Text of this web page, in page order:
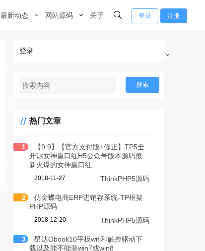
最新动态 网站源码 关于 登录 注册
登录
搜索
热门文章
1
【9.9】【官方支付版+修正】TP5全
开源女神赢口红H5公众号版本源码最
新火爆的女神赢口红
2018-11-27 ThinkPHP5源码
2
仿金蝶电商ERP进销存系统-TP框架
PHP源码
2018-12-20 ThinkPHP5源码
3
昂达Obook10平板wifi和触控驱动下
载以及能不能装win7或win8